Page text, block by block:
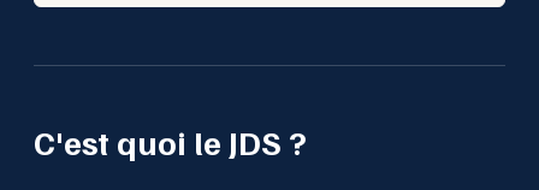
C'est quoi le JDS ?